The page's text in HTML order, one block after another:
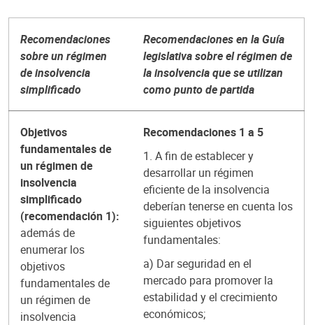
Recomendaciones
sobre un régimen
de insolvencia
simplificado
Recomendaciones en la Guía
legislativa sobre el régimen de
la insolvencia que se utilizan
como punto de partida
Objetivos
fundamentales de
un régimen de
insolvencia
simplificado
(recomendación 1):
además de
enumerar los
objetivos
fundamentales de
un régimen de
insolvencia
Recomendaciones 1 a 5
1. A fin de establecer y
desarrollar un régimen
eficiente de la insolvencia
deberían tenerse en cuenta los
siguientes objetivos
fundamentales:
a) Dar seguridad en el
mercado para promover la
estabilidad y el crecimiento
económicos;